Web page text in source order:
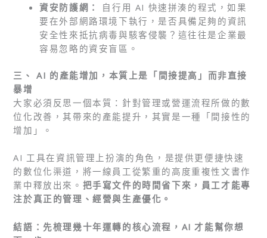
資安防護網：
自行用 AI 快速拼湊的程式，如果
要在外部網路環境下執行，是否具備足夠的資訊
安全性來抵抗病毒與駭客侵襲？這往往是企業最
容易忽略的資安盲區。
三、 AI 的產能增加，本質上是「間接提高」而非直接
暴增
大家必須反思一個本質：針對管理或營運流程所做的數
位化改善，其帶來的產能提升，其實是一種「間接性的
增加」。
AI 工具在資訊管理上扮演的角色，是提供更便捷快速
的數位化渠道，將一線員工從繁重的高度重複性文書作
業中釋放出來。 把手寫文件的時間省下來，員工才能專
注於真正的管理、經營與生產優化。
結語：先梳理幾十年運轉的核心流程，AI 才能幫你想